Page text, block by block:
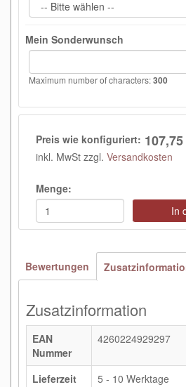
Mein Sonderwunsch
Maximum number of characters:300
Preis wie konfiguriert:
inkl. MwSt zzgl. Versandkosten
Menge:
In
Bewertungen
Zusatzinformation
EAN
Nummer
4260224929297
Lieferzeit 5 - 10 Werktage